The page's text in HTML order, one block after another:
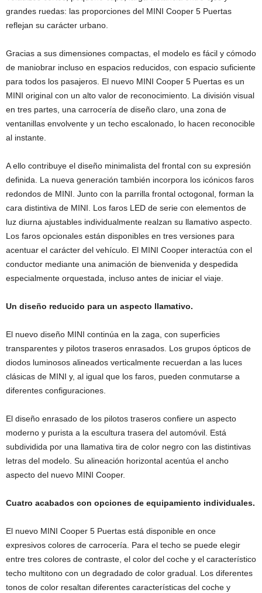
grandes ruedas: las proporciones del MINI Cooper 5 Puertas
reflejan su carácter urbano.
Gracias a sus dimensiones compactas, el modelo es fácil y cómodo
de maniobrar incluso en espacios reducidos, con espacio suficiente
para todos los pasajeros. El nuevo MINI Cooper 5 Puertas es un
MINI original con un alto valor de reconocimiento. La división visual
en tres partes, una carrocería de diseño claro, una zona de
ventanillas envolvente y un techo escalonado, lo hacen reconocible
al instante.
A ello contribuye el diseño minimalista del frontal con su expresión
definida. La nueva generación también incorpora los icónicos faros
redondos de MINI. Junto con la parrilla frontal octogonal, forman la
cara distintiva de MINI. Los faros LED de serie con elementos de
luz diurna ajustables individualmente realzan su llamativo aspecto.
Los faros opcionales están disponibles en tres versiones para
acentuar el carácter del vehículo. El MINI Cooper interactúa con el
conductor mediante una animación de bienvenida y despedida
especialmente orquestada, incluso antes de iniciar el viaje.
Un diseño reducido para un aspecto llamativo.
El nuevo diseño MINI continúa en la zaga, con superficies
transparentes y pilotos traseros enrasados. Los grupos ópticos de
diodos luminosos alineados verticalmente recuerdan a las luces
clásicas de MINI y, al igual que los faros, pueden conmutarse a
diferentes configuraciones.
El diseño enrasado de los pilotos traseros confiere un aspecto
moderno y purista a la escultura trasera del automóvil. Está
subdividida por una llamativa tira de color negro con las distintivas
letras del modelo. Su alineación horizontal acentúa el ancho
aspecto del nuevo MINI Cooper.
Cuatro acabados con opciones de equipamiento individuales.
El nuevo MINI Cooper 5 Puertas está disponible en once
expresivos colores de carrocería. Para el techo se puede elegir
entre tres colores de contraste, el color del coche y el característico
techo multitono con un degradado de color gradual. Los diferentes
tonos de color resaltan diferentes características del coche y